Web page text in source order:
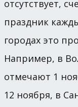
отсутствует,
праздник
городах это
Например, в
отмечают 1
12 ноября, в